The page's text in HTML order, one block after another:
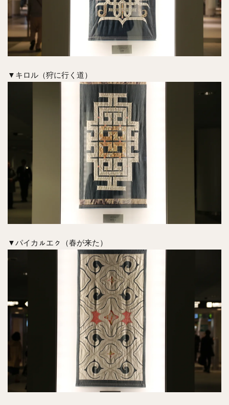
▼キロル（狩に行く道）
▼パイカㇽエㇰ（春が来た）